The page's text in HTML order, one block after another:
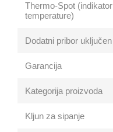
Thermo-Spot (indikator
temperature)
Dodatni pribor uključen
Garancija
Kategorija proizvoda
Kljun za sipanje